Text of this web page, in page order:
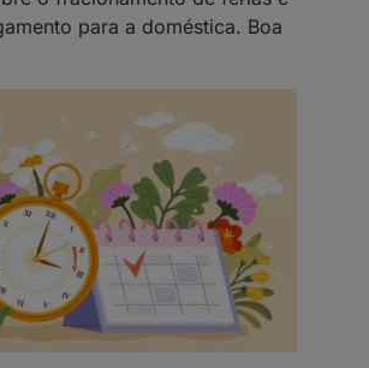
para a doméstica. Boa